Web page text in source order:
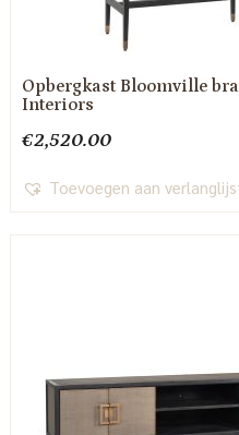
Opbergkast Bloomville
Interiors
€2,520.00
Toevoegen aan